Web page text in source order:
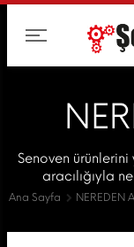
Senoven
aracılığıyla
Ana Sayfa NEREDEN